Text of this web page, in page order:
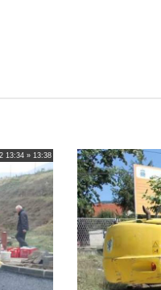
13:34 » 13:38